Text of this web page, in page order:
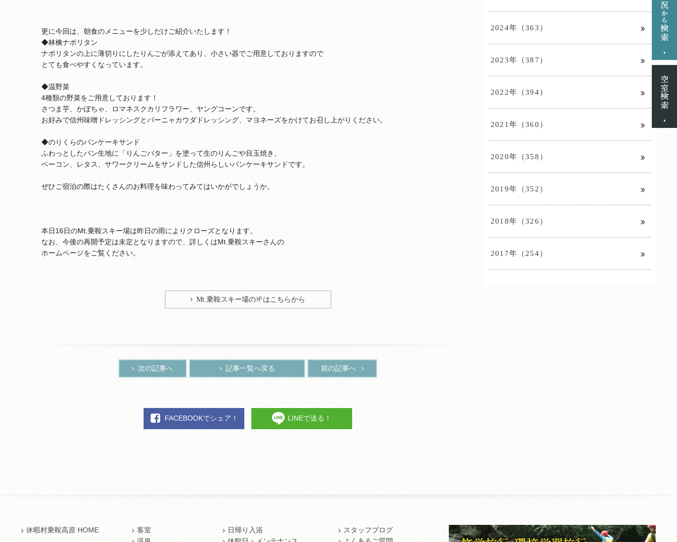
更に今回は、朝食のメニューを少しだけご紹介いたします！
◆林檎ナポリタン
ナポリタンの上に薄切りにしたりんごが添えてあり、小さい器でご用意しておりますので
とても食べやすくなっています。
◆温野菜
4種類の野菜をご用意しております！
さつま芋、かぼちゃ、ロマネスクカリフラワー、ヤングコーンです。
お好みで信州味噌ドレッシングとバーニャカウダドレッシング、マヨネーズをかけてお召し上がりください。
◆のりくらのパンケーキサンド
ふわっとしたパン生地に「りんごバター」を塗って生のりんごや目玉焼き、
ベーコン、レタス、サワークリームをサンドした信州らしいパンケーキサンドです。
ぜひご宿泊の際はたくさんのお料理を味わってみてはいかがでしょうか。
本日16日のMt.乗鞍スキー場は昨日の雨によりクローズとなります。
なお、今後の再開予定は未定となりますので、詳しくはMt.乗鞍スキーさんの
ホームページをご覧ください。
Mt.乗鞍スキー場の㏋はこちらから
次の記事へ 記事一覧へ戻る 前の記事へ
FACEBOOKでシェア！ LINEで送る！
2024年（363）
2023年（387）
2022年（394）
2021年（360）
2020年（358）
2019年（352）
2018年（326）
2017年（254）
休暇村乗鞍高原 HOME
客室
日帰り入浴
スタッフブログ